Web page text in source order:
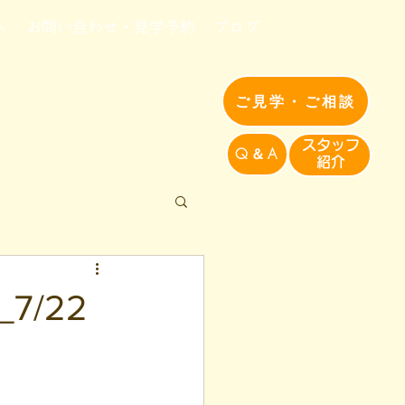
ご見学・ご相談
Q＆A
​スタッフ
紹介​
お問い合わせ・見学予約 ブログ
22